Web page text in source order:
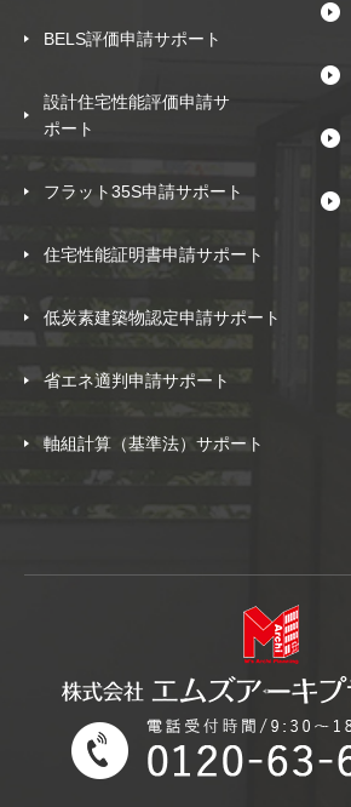
BELS評価申請サポート
設計住宅性能評価申請サ
ポート
フラット35S申請サポート
住宅性能証明書申請サポート
低炭素建築物認定申請サポート
省エネ適判申請サポート
軸組計算（基準法）サポート